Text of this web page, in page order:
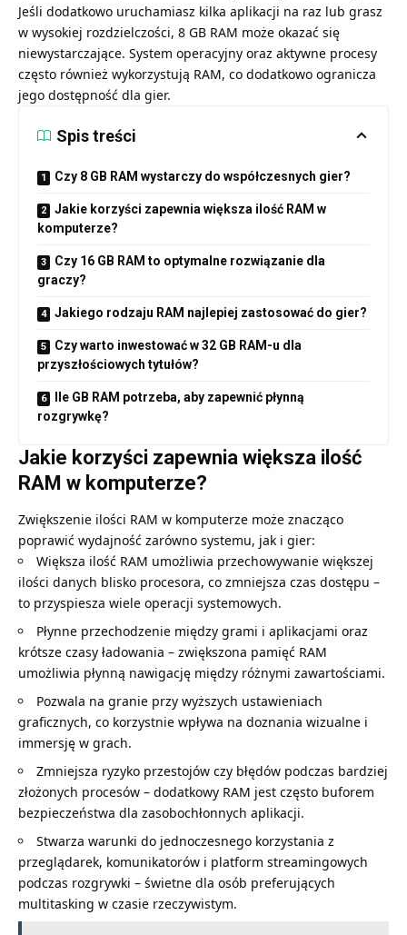
Jeśli dodatkowo uruchamiasz kilka aplikacji na raz lub grasz
w wysokiej rozdzielczości, 8 GB RAM może okazać się
niewystarczające. System operacyjny oraz aktywne procesy
często również wykorzystują RAM, co dodatkowo ogranicza
jego dostępność dla gier.
Spis treści
Czy 8 GB RAM wystarczy do współczesnych gier?
Jakie korzyści zapewnia większa ilość RAM w
komputerze?
Czy 16 GB RAM to optymalne rozwiązanie dla
graczy?
Jakiego rodzaju RAM najlepiej zastosować do gier?
Czy warto inwestować w 32 GB RAM-u dla
przyszłościowych tytułów?
Ile GB RAM potrzeba, aby zapewnić płynną
rozgrywkę?
Jakie korzyści zapewnia większa ilość
RAM w komputerze?
Zwiększenie ilości RAM w komputerze może znacząco
poprawić wydajność zarówno systemu, jak i gier:
Większa ilość RAM umożliwia przechowywanie większej
ilości danych blisko procesora, co zmniejsza czas dostępu –
to przyspiesza wiele operacji systemowych.
Płynne przechodzenie między grami i aplikacjami oraz
krótsze czasy ładowania – zwiększona pamięć RAM
umożliwia płynną nawigację między różnymi zawartościami.
Pozwala na granie przy wyższych ustawieniach
graficznych, co korzystnie wpływa na doznania wizualne i
immersję w grach.
Zmniejsza ryzyko przestojów czy błędów podczas bardziej
złożonych procesów – dodatkowy RAM jest często buforem
bezpieczeństwa dla zasobochłonnych aplikacji.
Stwarza warunki do jednoczesnego korzystania z
przeglądarek, komunikatorów i platform streamingowych
podczas rozgrywki – świetne dla osób preferujących
multitasking w czasie rzeczywistym.